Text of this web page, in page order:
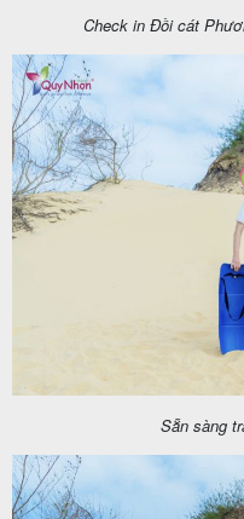
Check in Đồi cát
Sẵn sàng